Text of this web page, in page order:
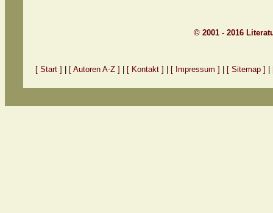
© 2001 - 2016
[ Start ] [ Autoren A-Z ] [ Kontakt ] [ Impressum ] [ Sitemap ]